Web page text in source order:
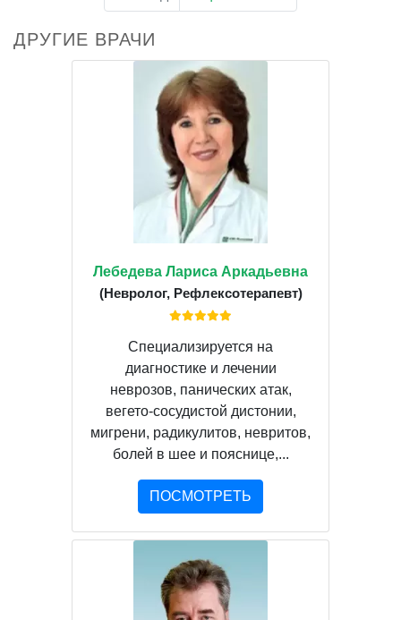
ДРУГИЕ ВРАЧИ
Лебедева Лариса Аркадьевна
(Невролог, Рефлексотерапевт)
Специализируется на
диагностике и лечении
неврозов, панических атак,
вегето-сосудистой дистонии,
мигрени, радикулитов, невритов,
болей в шее и пояснице,...
ПОСМОТРЕТЬ